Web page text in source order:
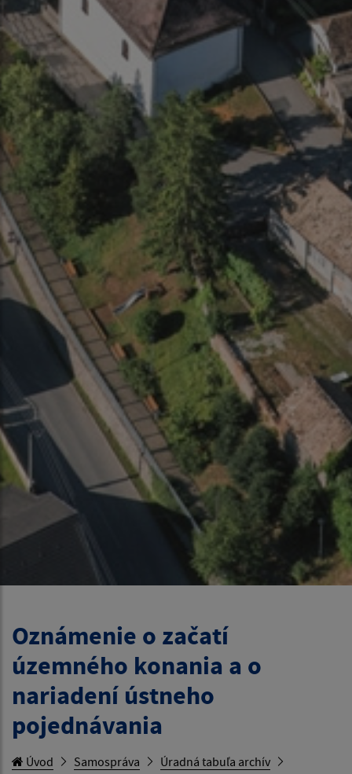
Oznámenie o začatí
územného konania a o
nariadení ústneho
pojednávania
Úvod Samospráva
Úradná tabuľa archív